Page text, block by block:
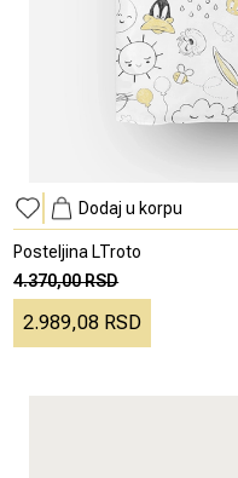
Dodaj u korpu
Posteljina LTroto
4.370,00 RSD
2.989,08 RSD